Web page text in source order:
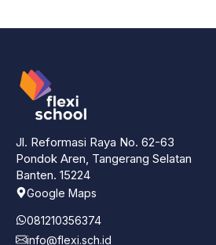
Jl. Reformasi Raya No. 62-63
Pondok Aren, Tangerang Selatan
Banten. 15224
Google Maps
081210356374
info@flexi.sch.id